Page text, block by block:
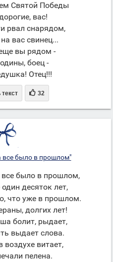
Святой Победы
вас!
рвал снарядом,
вас свинец...
вы рядом -
боец -
Отец!!!
текст  32
все было в прошлом"
было в прошлом,
десяток лет,
что уже в прошлом.
долгих лет!
болит, рыдает,
выдает слова.
воздухе витает,
пелена.